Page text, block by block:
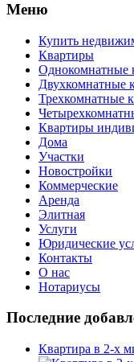
Меню
Купить
Квартиры
Однокомнатные
Двухкомнатные
Трехкомнатные
Квартиры
Дома
Участки
Новостройки
Коммерческие
Аренда
Элитная
Услуги
Юридические
Контакты
О нас
Нотариусы
Последние
Квартира в 2-х